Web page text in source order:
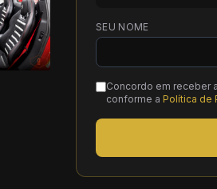
SEU NOME
Concordo em receber
conforme a Política de